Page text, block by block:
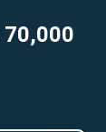
70,000